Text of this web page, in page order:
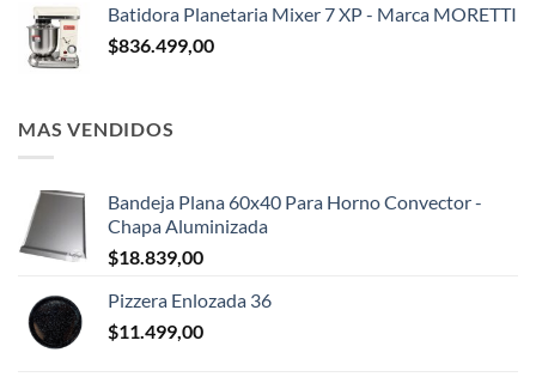
Batidora Planetaria Mixer 7 XP - Marca MORETTI
$836.499,00
MAS VENDIDOS
Bandeja Plana 60x40 Para Horno Convector -
Chapa Aluminizada
$18.839,00
Pizzera Enlozada 36
$11.499,00